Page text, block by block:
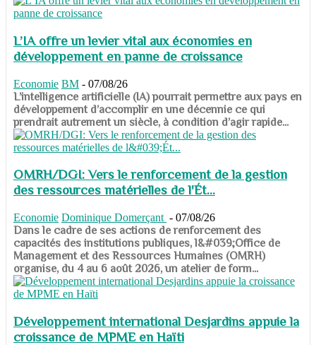
L’IA offre un levier vital aux économies en
développement en panne de croissance
Economie BM - 07/08/26
​​​​​​​L’intelligence artificielle (IA) pourrait permettre aux pays en
développement d’accomplir en une décennie ce qui
prendrait autrement un siècle, à condition d’agir rapide...
OMRH/DGI: Vers le renforcement de la gestion
des ressources matérielles de l'Ét...
Economie Dominique Domerçant - 07/08/26
Dans le cadre de ses actions de renforcement des
capacités des institutions publiques, l&#039;Office de
Management et des Ressources Humaines (OMRH)
organise, du 4 au 6 août 2026, un atelier de form...
Développement international Desjardins appuie la
croissance de MPME en Haïti